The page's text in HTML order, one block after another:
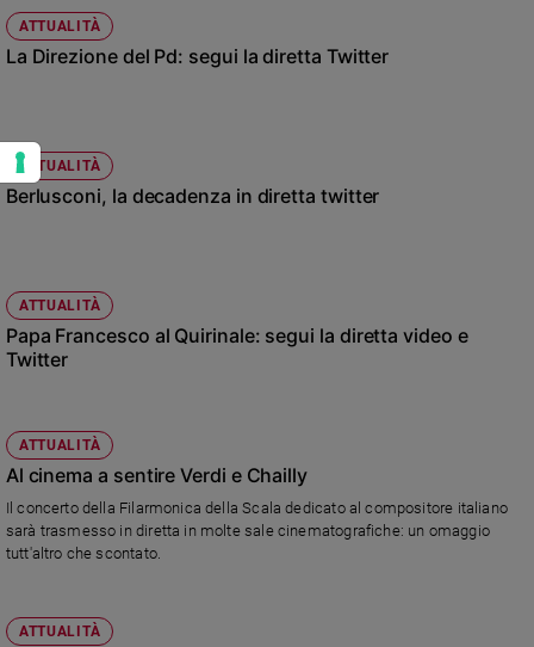
ATTUALITÀ
La Direzione del Pd: segui la diretta Twitter
ATTUALITÀ
Berlusconi, la decadenza in diretta twitter
ATTUALITÀ
Papa Francesco al Quirinale: segui la diretta video e
Twitter
ATTUALITÀ
Al cinema a sentire Verdi e Chailly
Il concerto della Filarmonica della Scala dedicato al compositore italiano
sarà trasmesso in diretta in molte sale cinematografiche: un omaggio
tutt'altro che scontato.
ATTUALITÀ